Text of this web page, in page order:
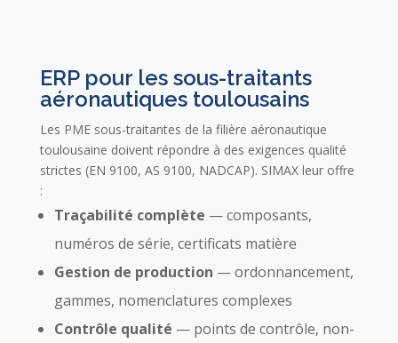
ERP pour les sous-traitants
aéronautiques toulousains
Les PME sous-traitantes de la filière aéronautique
toulousaine doivent répondre à des exigences qualité
strictes (EN 9100, AS 9100, NADCAP). SIMAX leur offre
:
Traçabilité complète — composants,
numéros de série, certificats matière
Gestion de production — ordonnancement,
gammes, nomenclatures complexes
Contrôle qualité — points de contrôle, non-